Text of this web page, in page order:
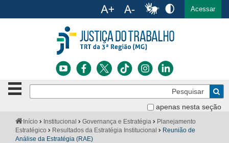
Ir para o menu Ir para a busca Ir para o rodapé
Acessar
apenas nesta seção
Botão
de
clique
paraNotícias
Você
está
aqui:
Início Institucional Governança e Estratégia
Planejamento
Estratégico
Resultados da Estratégia Institucional
Reunião de
Análise da Estratégia (RAE)